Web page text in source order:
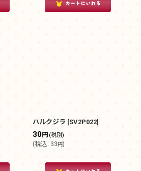
ハルクジラ [SV2P022]
30円 (税別)
(税込: 33円)